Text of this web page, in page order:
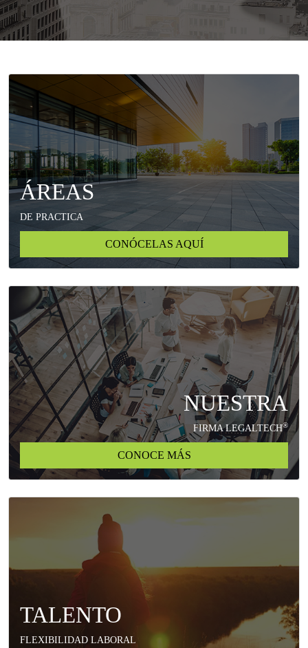
ÁREAS
DE PRACTICA
CONÓCELAS AQUÍ
NUESTRA
FIRMA LEGALTECH®
CONOCE MÁS
TALENTO
FLEXIBILIDAD LABORAL